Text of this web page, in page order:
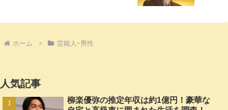
ホーム 芸能人ｰ男性
人気記事
柳楽優弥の推定年収は約1億円！豪華な